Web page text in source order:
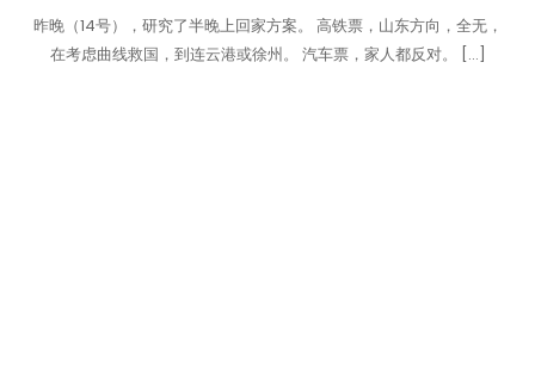
昨晚（14号），研究了半晚上回家方案。 高铁票，山东方向，全无，
在考虑曲线救国，到连云港或徐州。 汽车票，家人都反对。 […]